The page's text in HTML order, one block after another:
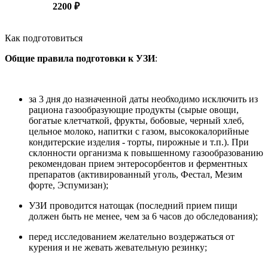
2200 ₽
Как подготовиться
Общие правила подготовки к УЗИ:
за 3 дня до назначенной даты необходимо исключить из
рациона газообразующие продукты (сырые овощи,
богатые клетчаткой, фрукты, бобовые, черный хлеб,
цельное молоко, напитки с газом, высококалорийные
кондитерские изделия - торты, пирожные и т.п.). При
склонности организма к повышенному газообразованию
рекомендован прием энтеросорбентов и ферментных
препаратов (активированный уголь, Фестал, Мезим
форте, Эспумизан);
УЗИ проводится натощак (последний прием пищи
должен быть не менее, чем за 6 часов до обследования);
перед исследованием желательно воздержаться от
курения и не жевать жевательную резинку;